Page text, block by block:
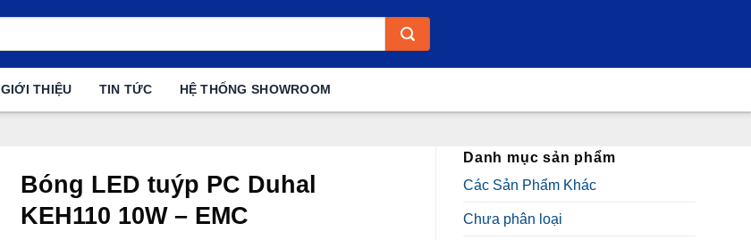
GIỚI THIỆU TIN TỨC HỆ THỐNG SHOWROOM
Danh mục sản phẩm
Các Sản Phẩm Khác
Chưa phân loại
Bóng LED tuýp PC Duhal
KEH110 10W – EMC